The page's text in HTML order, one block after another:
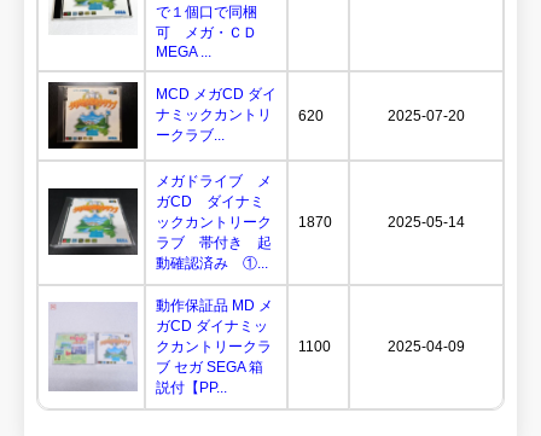
で１個口で同梱
可 メガ・ＣＤ
MEGA ...
MCD メガCD ダイ
ナミックカントリ
ークラブ...
620 2025-07-20
メガドライブ メ
ガCD ダイナミ
ックカントリーク
ラブ 帯付き 起
動確認済み ①...
1870 2025-05-14
動作保証品 MD メ
ガCD ダイナミッ
クカントリークラ
ブ セガ SEGA 箱
説付【PP...
1100 2025-04-09